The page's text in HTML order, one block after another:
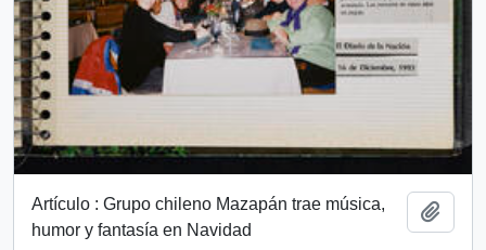
Artículo : Grupo chileno Mazapán trae música,
humor y fantasía en Navidad